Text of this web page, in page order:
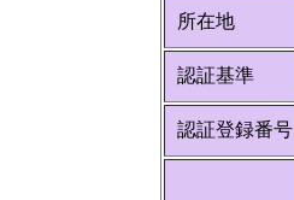
所在地
認証基準
認証登録番号